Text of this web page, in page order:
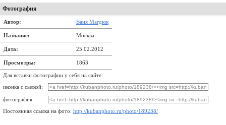
Фотография
Автор: Ваня Магдюк
Название: Москва
Дата: 25.02.2012
Просмотры: 1863
Для вставки фотографии у себя на сайте:
иконка с сылкой:
фотография:
Постоянная ссылка на фото: http://kubanphoto.ru/photo/189238/